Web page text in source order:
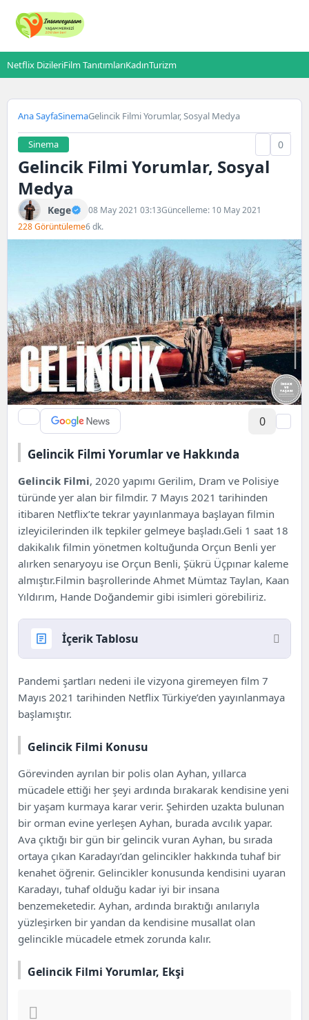
Netflix DizileriFilm TanıtımlarıKadınTurizm
Ana SayfaSinemaGelincik Filmi Yorumlar, Sosyal Medya
Sinema 0
Gelincik Filmi Yorumlar, Sosyal
Medya
Kege 08 May 2021 03:13Güncelleme: 10 May 2021
228 Görüntüleme6 dk.
0
Gelincik Filmi Yorumlar ve Hakkında
Gelincik Filmi, 2020 yapımı Gerilim, Dram ve Polisiye
türünde yer alan bir filmdir. 7 Mayıs 2021 tarihinden
itibaren Netflix’te tekrar yayınlanmaya başlayan filmin
izleyicilerinden ilk tepkiler gelmeye başladı.Geli 1 saat 18
dakikalık filmin yönetmen koltuğunda Orçun Benli yer
alırken senaryoyu ise Orçun Benli, Şükrü Üçpınar kaleme
almıştır.Filmin başrollerinde Ahmet Mümtaz Taylan, Kaan
Yıldırım, Hande Doğandemir gibi isimleri görebiliriz.
İçerik Tablosu
Gelincik Filmi Yorumlar ve Hakkında
Gelincik Filmi Konusu
Gelincik Filmi Yorumlar, Ekşi
Pandemi şartları nedeni ile vizyona giremeyen film 7
Mayıs 2021 tarihinden Netflix Türkiye’den yayınlanmaya
başlamıştır.
Gelincik Filmi Konusu
Görevinden ayrılan bir polis olan Ayhan, yıllarca
mücadele ettiği her şeyi ardında bırakarak kendisine yeni
bir yaşam kurmaya karar verir. Şehirden uzakta bulunan
bir orman evine yerleşen Ayhan, burada avcılık yapar.
Ava çıktığı bir gün bir gelincik vuran Ayhan, bu sırada
ortaya çıkan Karadayı’dan gelincikler hakkında tuhaf bir
kenahet öğrenir. Gelincikler konusunda kendisini uyaran
Karadayı, tuhaf olduğu kadar iyi bir insana
benzemeketedir. Ayhan, ardında bıraktığı anılarıyla
yüzleşirken bir yandan da kendisine musallat olan
gelincikle mücadele etmek zorunda kalır.
Gelincik Filmi Yorumlar, Ekşi